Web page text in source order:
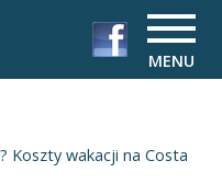
MENU
Koszty wakacji na Costa